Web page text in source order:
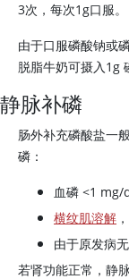
3次，每次1g口服。
由于口服磷酸钠或
脱脂牛奶可摄入1g
静脉补磷
肠外补充磷酸盐一
磷：
血磷 <1 mg/
横纹肌溶解
由于原发病
若肾功能正常，静